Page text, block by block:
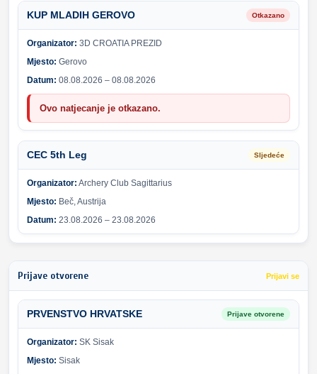
KUP MLADIH GEROVO Otkazano
Organizator: 3D CROATIA PREZID
Mjesto: Gerovo
Datum: 08.08.2026 – 08.08.2026
Ovo natjecanje je otkazano.
CEC 5th Leg Sljedeće
Organizator: Archery Club Sagittarius
Mjesto: Beč, Austrija
Datum: 23.08.2026 – 23.08.2026
Prijave otvorene Prijavi se
PRVENSTVO HRVATSKE Prijave otvorene
Organizator: SK Sisak
Mjesto: Sisak